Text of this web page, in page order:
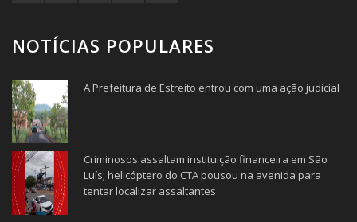
NOTÍCIAS POPULARES
A Prefeitura de Estreito entrou com uma ação judicial
Criminosos assaltam instituição financeira em São
Luís; helicóptero do CTA pousou na avenida para
tentar localizar assaltantes